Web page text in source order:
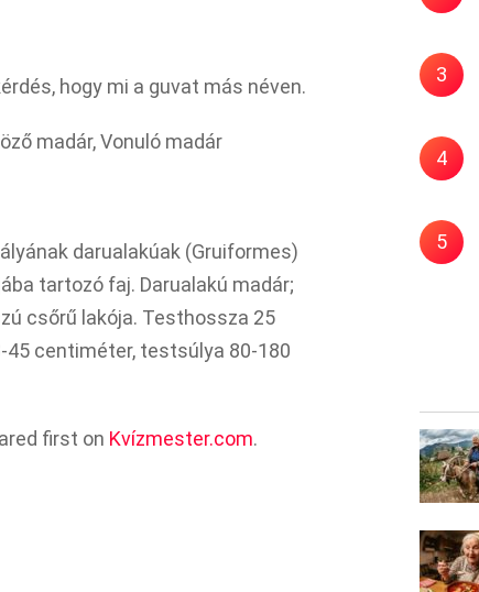
hogy mi a guvat más néven.
madár, Vonuló madár
darualakúak (Gruiformes)
tartozó faj. Darualakú madár;
csőrű lakója. Testhossza 25
centiméter, testsúlya 80-180
first on Kvízmester.com.